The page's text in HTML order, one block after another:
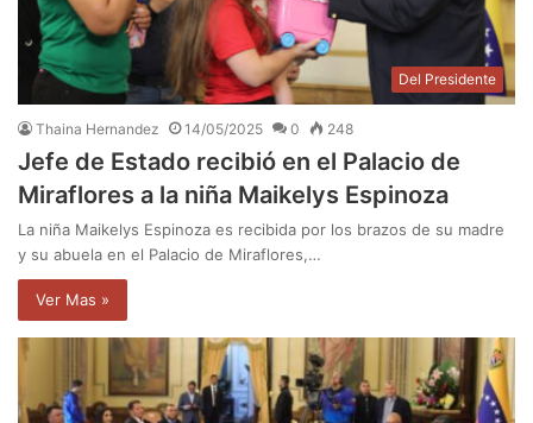
Del Presidente
Thaina Hernandez 14/05/2025 0 248
Jefe de Estado recibió en el Palacio de
Miraflores a la niña Maikelys Espinoza
La niña Maikelys Espinoza es recibida por los brazos de su madre
y su abuela en el Palacio de Miraflores,…
Ver Mas »